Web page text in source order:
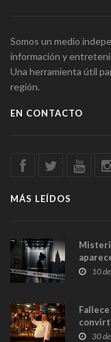
Somos un medio
información y
Una herramienta útil
región.
EN CONTACTO
MÁS LEÍDOS
y las10
en30